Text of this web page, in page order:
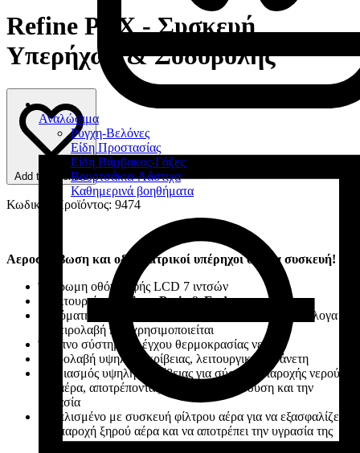
Αναλώσιμα
Ρύγχη-Βελόνες
Είδη Προστασίας
Είδη Βάμβακος-Γάζες
Βουρτσάκια-Λάστιχα
Καθημερινά βοηθήματα
Refine PTX - Συσκευή
Υπερήχων & Σοδοβολής
Add to favorites
Κωδικός Προϊόντος: 9474
Αεροστίλβωση και οδοντιατρικοί υπέρηχοι σε μια συσκευή!
Έγχρωμη οθόνη αφής LCD 7 ιντσών
3 λειτουργίες Scaling,Perio&Endo
Αυτόματη εναλλαγή μεταξύ
ανάλογα με
τη χειρολαβή που χρησιμοποιείται
Έξυπνο σύστημα ελέγχου θερμοκρασίας νερού
Xειρολαβή υψηλής ακρίβειας, λειτουργική και άνετη
Σχεδιασμός υψηλής ακρίβειας για σύστημα παροχής νερού
και αέρα, αποτρέποντας την αλληλοδιείσδυση και την
υγρασία
Εξοπλισμένο με συσκευή φίλτρου αέρα για να εξασφαλίζει
την παροχή ξηρού αέρα και να αποτρέπει την υγρασία της
σκόνης